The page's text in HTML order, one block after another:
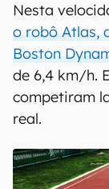
Nesta
o robô Atlas,
Boston
de 6,4 km/h.
competiram
real.